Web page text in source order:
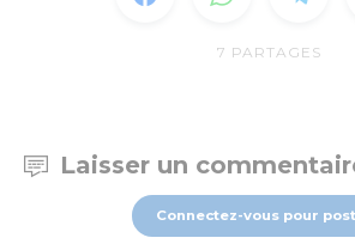
7 PARTAGES
Laisser un
Connectez-vous pour